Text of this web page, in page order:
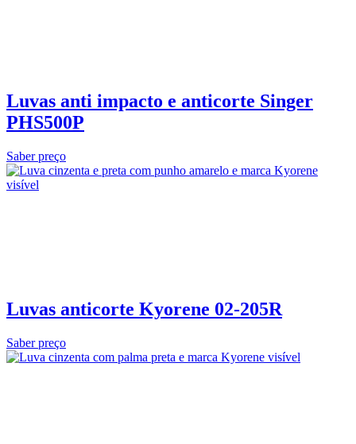
Luvas anti impacto e anticorte Singer
PHS500P
Saber preço
Luvas anticorte Kyorene 02‑205R
Saber preço